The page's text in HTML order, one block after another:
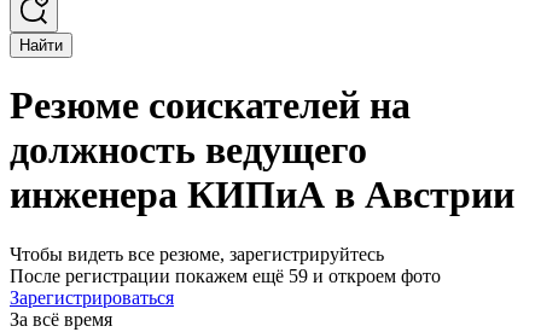
Найти
Резюме соискателей на
должность ведущего
инженера КИПиА в Австрии
Чтобы видеть все резюме, зарегистрируйтесь
После регистрации покажем ещё 59 и откроем фото
Зарегистрироваться
За всё время